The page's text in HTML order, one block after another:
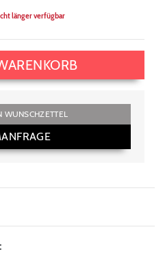
länger verfügbar
WUNSCHZETTEL